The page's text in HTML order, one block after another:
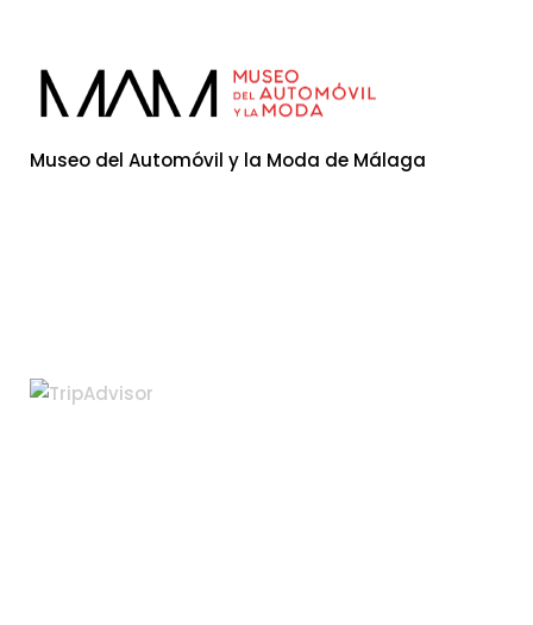
Museo del Automóvil y la Moda de Málaga